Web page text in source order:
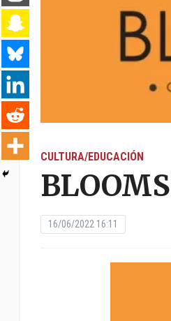
CULTURA/EDUCACIÓN
16/06/2022 16:11